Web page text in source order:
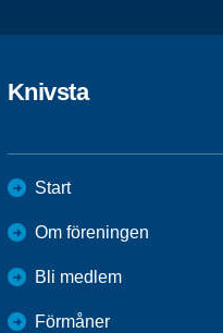
Knivsta
Start
Om föreningen
Bli medlem
Förmåner